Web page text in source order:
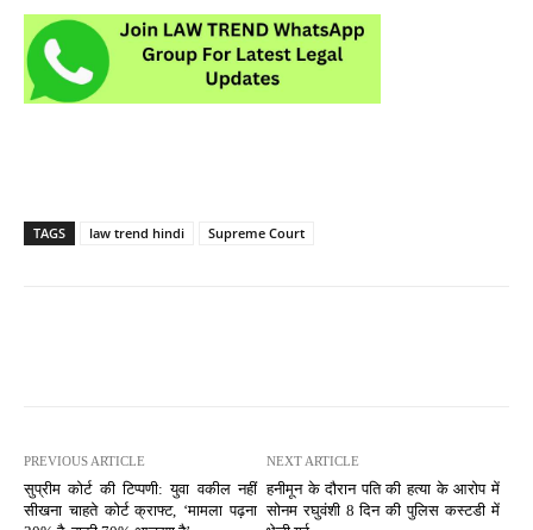
TAGS law trend hindi Supreme Court
PREVIOUS ARTICLE
सुप्रीम कोर्ट की टिप्पणी: युवा वकील नहीं
सीखना चाहते कोर्ट क्राफ्ट, ‘मामला पढ़ना
NEXT ARTICLE
हनीमून के दौरान पति की हत्या के आरोप में
सोनम रघुवंशी 8 दिन की पुलिस कस्टडी में